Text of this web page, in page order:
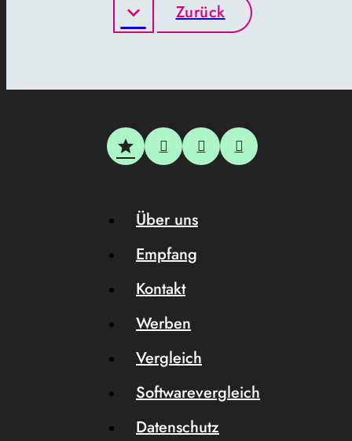
Zurück
Über uns
Empfang
Kontakt
Werben
Vergleich
Softwarevergleich
Datenschutz